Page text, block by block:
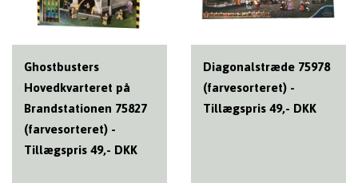
Ghostbusters
Hovedkvarteret på
Brandstationen 75827
(farvesorteret) -
Tillægspris 49,- DKK
Diagonalstræde 75978
(farvesorteret) -
Tillægspris 49,- DKK